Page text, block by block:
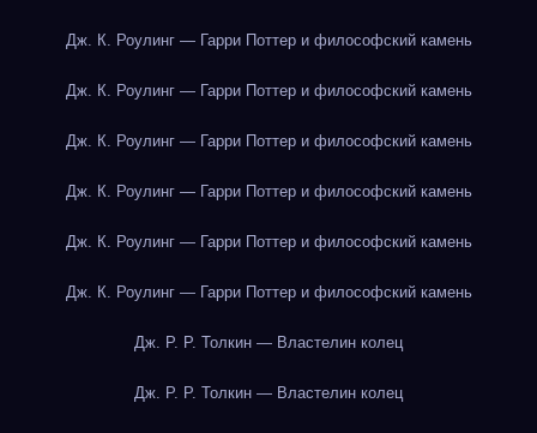
Дж. К. Роулинг — Гарри Поттер и философский камень
Дж. К. Роулинг — Гарри Поттер и философский камень
Дж. К. Роулинг — Гарри Поттер и философский камень
Дж. К. Роулинг — Гарри Поттер и философский камень
Дж. К. Роулинг — Гарри Поттер и философский камень
Дж. К. Роулинг — Гарри Поттер и философский камень
Дж. Р. Р. Толкин — Властелин колец
Дж. Р. Р. Толкин — Властелин колец